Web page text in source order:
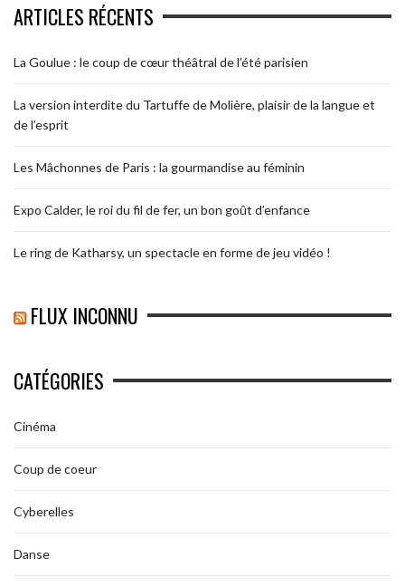
ARTICLES RÉCENTS
La Goulue : le coup de cœur théâtral de l’été parisien
La version interdite du Tartuffe de Molière, plaisir de la langue et
de l’esprit
Les Mâchonnes de Paris : la gourmandise au féminin
Expo Calder, le roi du fil de fer, un bon goût d’enfance
Le ring de Katharsy, un spectacle en forme de jeu vidéo !
FLUX INCONNU
CATÉGORIES
Cinéma
Coup de coeur
Cyberelles
Danse